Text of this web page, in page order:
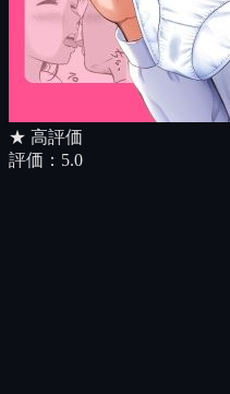
★ 高評価
評価： 5.0